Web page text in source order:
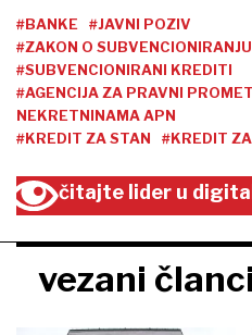
#BANKE
#JAVNI POZIV
#ZAKON O
#SUBVENCIONIRANI KREDITI
#AGENCIJA ZA PRAVNI
NEKRETNINAMA APN
#KREDIT ZA STAN
#KREDIT
čitajte lider u
vezani članci